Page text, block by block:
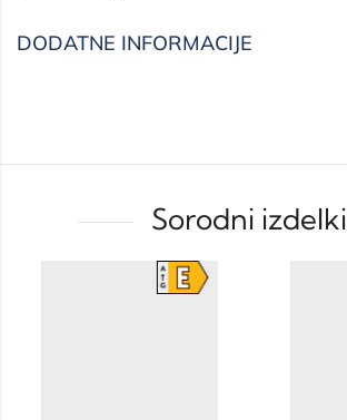
DODATNE INFORMACIJE
Sorodni izdelki